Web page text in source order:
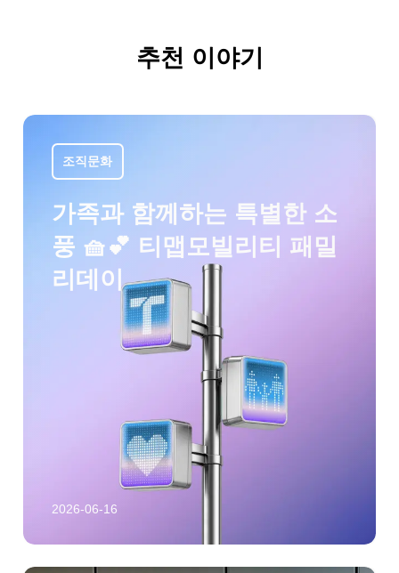
추천 이야기
조직문화
가족과 함께하는 특별한 소
풍 🧺💕 티맵모빌리티 패밀
리데이
2026-06-16